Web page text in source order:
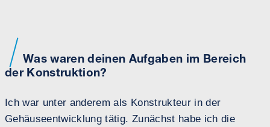
Was waren deinen Aufgaben im Bereich
der Konstruktion?
Ich war unter anderem als Konstrukteur in der
Gehäuseentwicklung tätig. Zunächst habe ich die